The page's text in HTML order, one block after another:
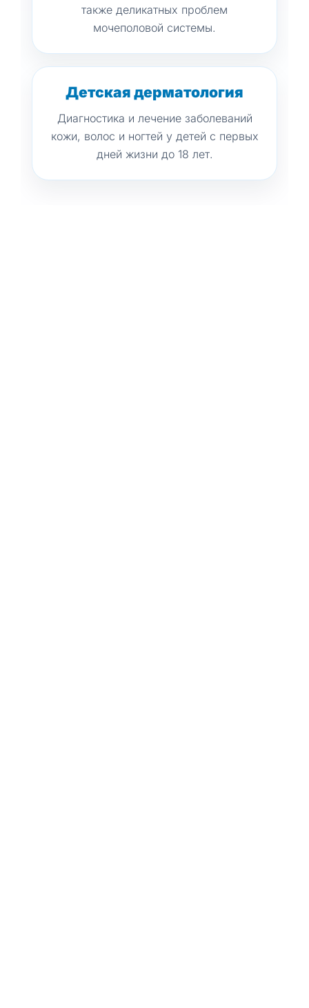
также деликатных проблем
мочеполовой системы.
Детская дерматология
Диагностика и лечение заболеваний
кожи, волос и ногтей у детей с первых
дней жизни до 18 лет.